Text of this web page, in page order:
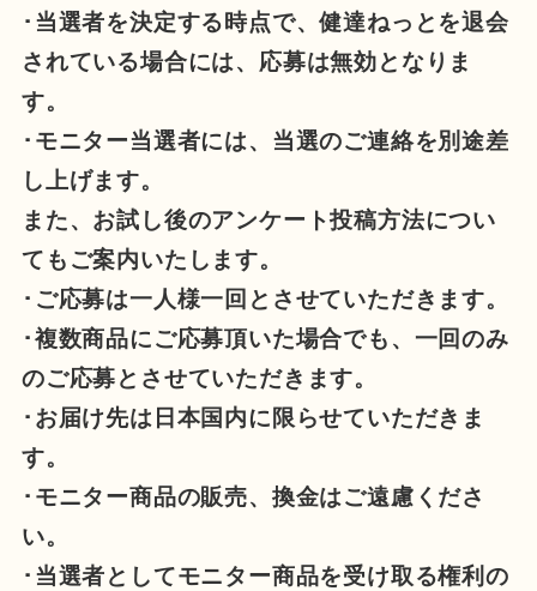
･当選者を決定する時点で、健達ねっとを退会
されている場合には、応募は無効となりま
す。
･モニター当選者には、当選のご連絡を別途差
し上げます。
また、お試し後のアンケート投稿方法につい
てもご案内いたします。
･ご応募は一人様一回とさせていただきます。
･複数商品にご応募頂いた場合でも、一回のみ
のご応募とさせていただきます。
･お届け先は日本国内に限らせていただきま
す。
･モニター商品の販売、換金はご遠慮くださ
い。
･当選者としてモニター商品を受け取る権利の